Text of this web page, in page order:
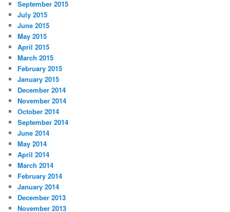
September 2015
July 2015
June 2015
May 2015
April 2015
March 2015
February 2015
January 2015
December 2014
November 2014
October 2014
September 2014
June 2014
May 2014
April 2014
March 2014
February 2014
January 2014
December 2013
November 2013